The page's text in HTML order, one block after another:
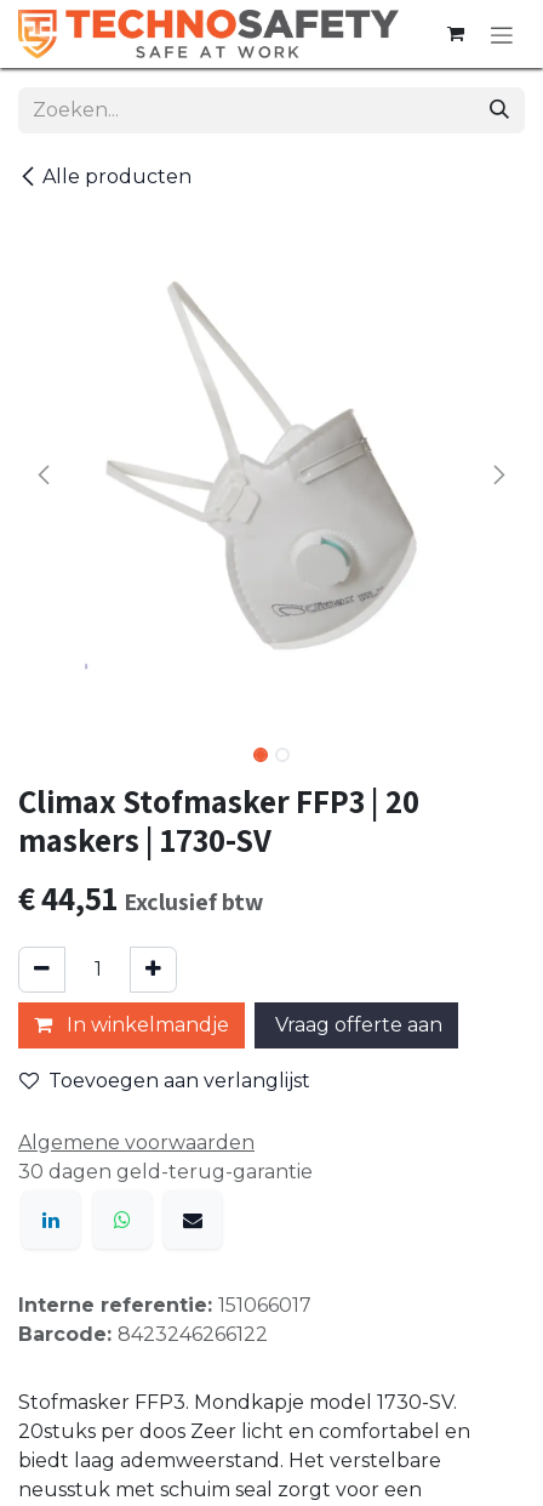
Overslaan naar inhoud
Alle producten
Climax Stofmasker FFP3 | 20
maskers | 1730-SV
€44,51 Exclusief btw
In winkelmandje Vraag offerte aan
Toevoegen aan verlanglijst
Algemene voorwaarden
30 dagen geld-terug-garantie
Interne referentie: 151066017
Barcode: 8423246266122
Stofmasker FFP3. Mondkapje model 1730-SV.
20stuks per doos Zeer licht en comfortabel en
biedt laag ademweerstand. Het verstelbare
neusstuk met schuim seal zorgt voor een